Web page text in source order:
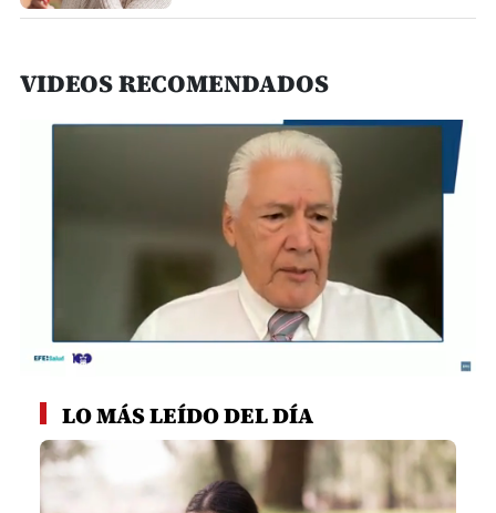
VIDEOS RECOMENDADOS
seconds
minute,
LO MÁS LEÍDO DEL DÍA